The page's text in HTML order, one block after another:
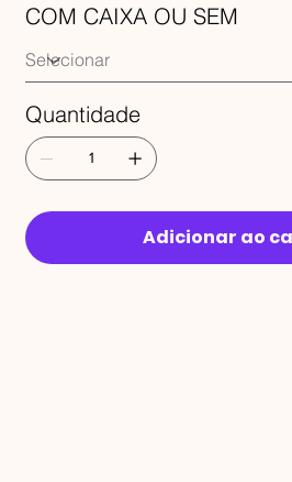
COM CAIXA OU SEM
Quantidade
Adicionar ao